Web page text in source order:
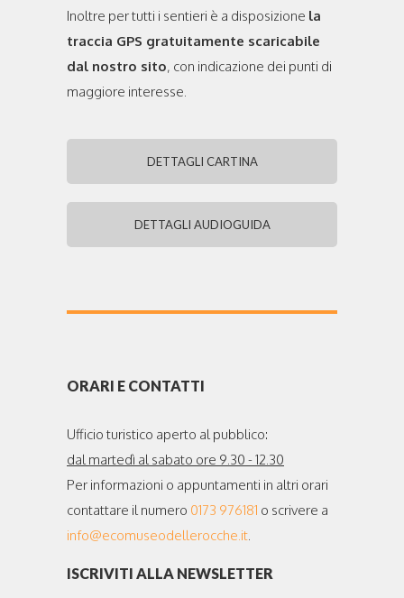
Inoltre per tutti i sentieri è a disposizione la
traccia GPS gratuitamente scaricabile
dal nostro sito, con indicazione dei punti di
maggiore interesse.
DETTAGLI CARTINA
DETTAGLI AUDIOGUIDA
ORARI E CONTATTI
Ufficio turistico aperto al pubblico:
dal martedì al sabato ore 9.30 - 12.30
Per informazioni o appuntamenti in altri orari
contattare il numero 0173 976181 o scrivere a
info@ecomuseodellerocche.it.
ISCRIVITI ALLA NEWSLETTER